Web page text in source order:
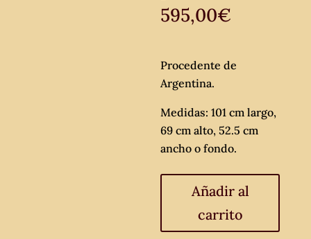
595,00€
Procedente de
Argentina.
Medidas: 101 cm largo,
69 cm alto, 52.5 cm
ancho o fondo.
antigua
Añadir al
carrito